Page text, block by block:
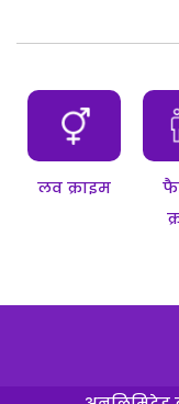
लव क्राइम